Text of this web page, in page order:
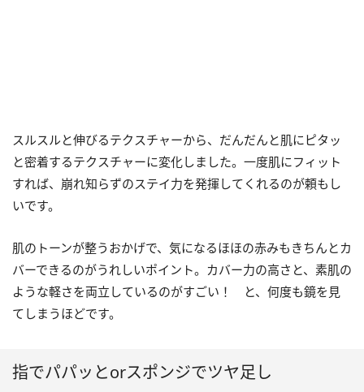
スルスルと伸びるテクスチャーから、だんだんと肌にピタッ
と密着するテクスチャーに変化しました。一度肌にフィット
すれば、崩れ知らずのステイ力を発揮してくれるのが頼もし
いです。
肌のトーンが整うおかげで、気になるほほの赤みもきちんとカ
バーできるのがうれしいポイント。カバー力の高さと、素肌の
ような軽さを両立しているのがすごい！ と、何度も鏡を見
てしまうほどです。
指でパパッとorスポンジでツヤ足し